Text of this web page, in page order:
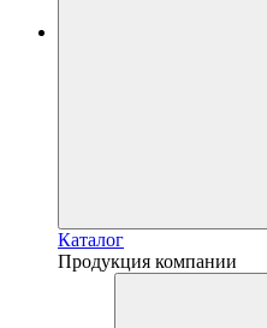
Каталог
Продукция компании